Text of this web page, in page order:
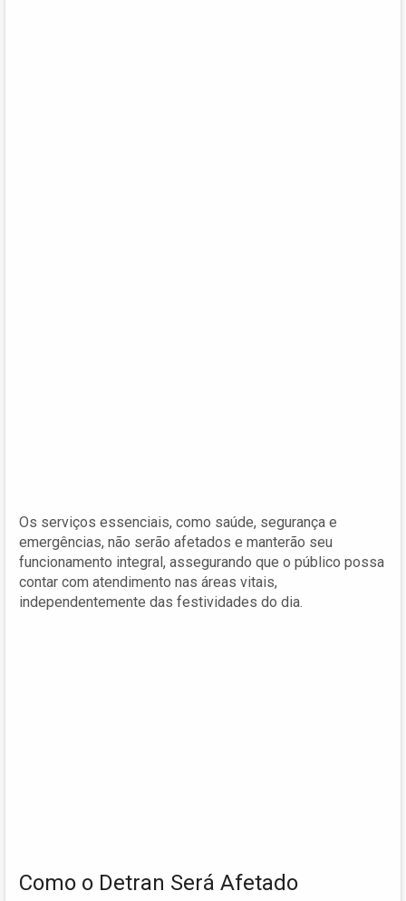
Os serviços essenciais, como saúde, segurança e
emergências, não serão afetados e manterão seu
funcionamento integral, assegurando que o público possa
contar com atendimento nas áreas vitais,
independentemente das festividades do dia.
Como o Detran Será Afetado